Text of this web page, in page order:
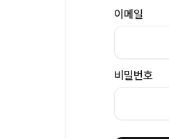
이메일
비밀번호